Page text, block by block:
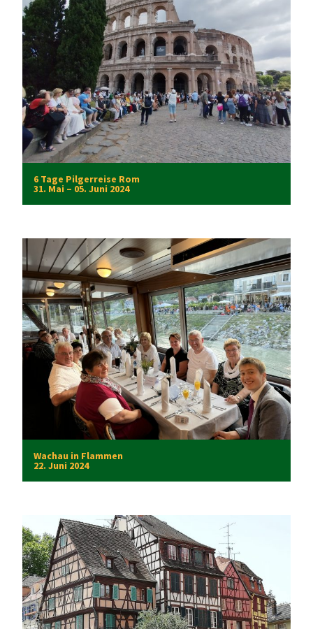
6 Tage Pilgerreise Rom
31. Mai – 05. Juni 2024
Wachau in Flammen
22. Juni 2024